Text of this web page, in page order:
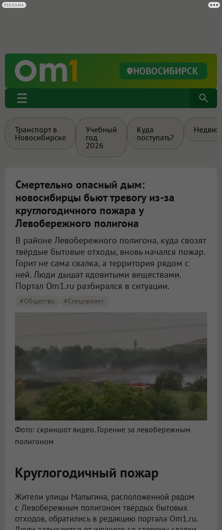
НОВОСИБИРСК
Транспорт в
Новосибирске
Учебный
год
2026
Куда
поступать?
Смертельно опасный дым:
новосибирцы бьют тревогу из-за
круглогодичного пожара у
Левобережного полигона
В районе Левобережного полигона, куда свозят
твёрдые бытовые отходы, вновь начался пожар.
Горит не сама свалка, а территория рядом с
ней. Люди дышат ядовитыми веществами.
Портал Om1.ru разбирался в ситуации.
#Общество #Спецпроект
Фото: скриншот видео. Горение за левобережным
полигоном
Круглогодичный пожар
Жители улицы Малыгина, расположенной рядом
с Левобережным полигоном твёрдых бытовых
отходов, обратились в редакцию портала Om1.ru.
РЕКЛАМА